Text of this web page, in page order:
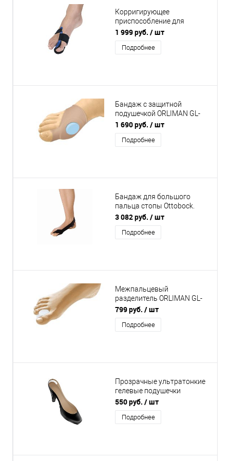
Корригирующее
приспособление для
пальцев ног ORLIMAN HV-
33D / HV-33I при Hallux-
Valgus
1 999 руб. / шт
Подробнее
Бандаж с защитной
подушечкой ORLIMAN GL-
121 при бурсите большого
пальца
1 690 руб. / шт
Подробнее
Бандаж для большого
пальца стопы Ottobock.
Hallux Valgus ComforT 509
3 082 руб. / шт
Подробнее
Межпальцевый
разделитель ORLIMAN GL-
100
799 руб. / шт
Подробнее
Прозрачные ультратонкие
гелевые подушечки
ORLIMAN PS-21 от мозолей
550 руб. / шт
Подробнее